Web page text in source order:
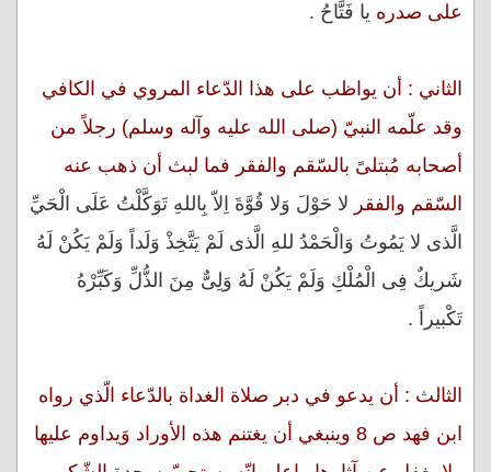
على صدره يا فَتَّاحُ .
الثاني : أن يواظب على هذا الدّعاء المروي في الكافي
وقد علّمه النبيّ (صلى الله عليه وآله وسلم) رجلاً من
أصحابه مُبتلىً بالسّقم والفقر فما لبث أن ذهب عنه
السّقم والفقر لا حَوْلَ وَلا قُوَّةَ اِلاّ بِاللهِ تَوَكَّلْتُ عَلَى الْحَيِّ
الَّذى لا يَمُوتُ وَالْحَمْدُ للهِ الَّذى لَمْ يَتَّخِذْ وَلَداً وَلَمْ يَكُنْ لَهُ
شَريكٌ فِى الْمُلْكِ وَلَمْ يَكُنْ لَهُ وَلِىٌّ مِنَ الذُّلِّ وَكَبِّرْهُ
تَكْبيراً .
الثالث : أن يدعو في دبر صلاة الغداة بالدّعاء الّذي رواه
ابن فهد ص 8 وينبغي أن يغتنم هذه الأوراد وَيداوم عليها